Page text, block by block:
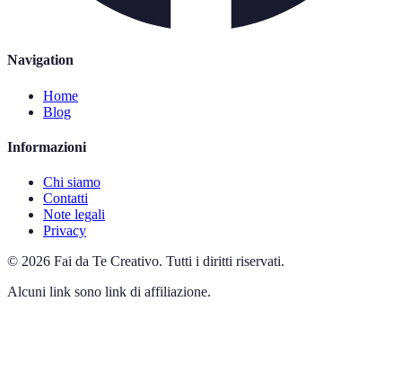
Navigation
Home
Blog
Informazioni
Chi siamo
Contatti
Note legali
Privacy
© 2026 Fai da Te Creativo. Tutti i diritti riservati.
Alcuni link sono link di affiliazione.